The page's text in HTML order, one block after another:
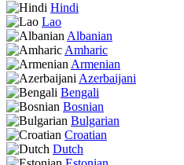
Hindi
Lao
Albanian
Amharic
Armenian
Azerbaijani
Bengali
Bosnian
Bulgarian
Croatian
Dutch